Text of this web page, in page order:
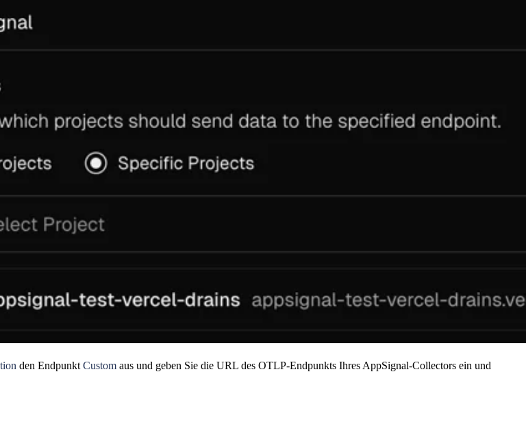
den Endpunkt Custom aus und geben Sie die URL des OTLP-Endpunkts Ihres AppSignal-Collectors ein und